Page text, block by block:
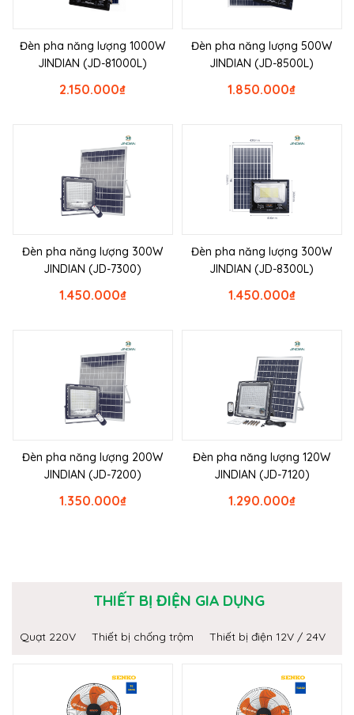
Đèn pha năng lượng 1000W
JINDIAN (JD-81000L)
₫
2.150.000
Đèn pha năng lượng 500W
JINDIAN (JD-8500L)
₫
1.850.000
Đèn pha năng lượng 300W
JINDIAN (JD-7300)
₫
1.450.000
Đèn pha năng lượng 300W
JINDIAN (JD-8300L)
₫
1.450.000
Đèn pha năng lượng 200W
JINDIAN (JD-7200)
₫
1.350.000
Đèn pha năng lượng 120W
JINDIAN (JD-7120)
₫
1.290.000
THIẾT BỊ ĐIỆN GIA DỤNG
Quạt 220V Thiết bị chống trộm Thiết bị điện 12V / 24V